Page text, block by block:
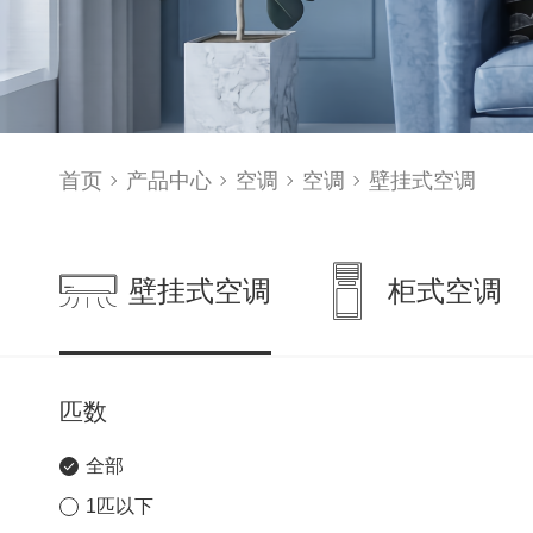
首页 产品中心 空调 空调 壁挂式空调
壁挂式空调 柜式空调
匹数
全部
1匹以下